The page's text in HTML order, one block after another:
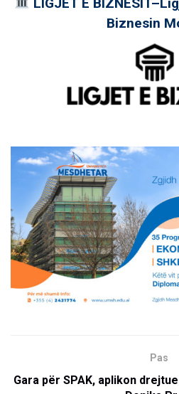
Biznesin
Pas
Gara për SPAK, aplikon